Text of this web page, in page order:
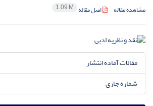
مشاهده مقاله اصل مقاله 1.09 M
مقالات آماده انتشار
شماره جاری